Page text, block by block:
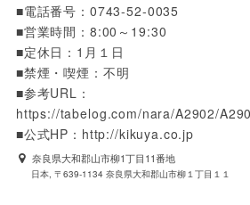
■電話番号：0743-52-0035
■営業時間：8:00～19:30
■定休日：1月１日
■禁煙・喫煙：不明
■参考URL：
https://tabelog.com/nara/A2902/
■公式HP：http://kikuya.co.jp
奈良県大和郡山市柳1丁目11番地
日本, 〒639-1134 奈良県大和郡山市柳１丁目１１